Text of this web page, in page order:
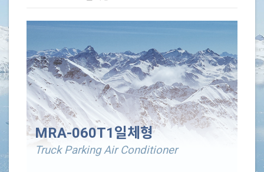
MRA-060T1일체형
Truck Parking Air Conditioner